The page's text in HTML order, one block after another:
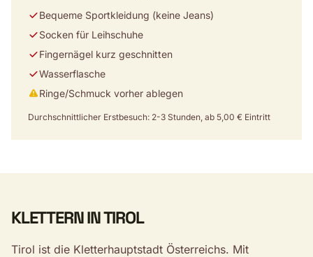
Bequeme Sportkleidung (keine Jeans)
Socken für Leihschuhe
Fingernägel kurz geschnitten
Wasserflasche
Ringe/Schmuck vorher ablegen
Durchschnittlicher Erstbesuch: 2-3 Stunden, ab 5,00 € Eintritt
KLETTERN IN TIROL
Tirol ist die Kletterhauptstadt Österreichs. Mit